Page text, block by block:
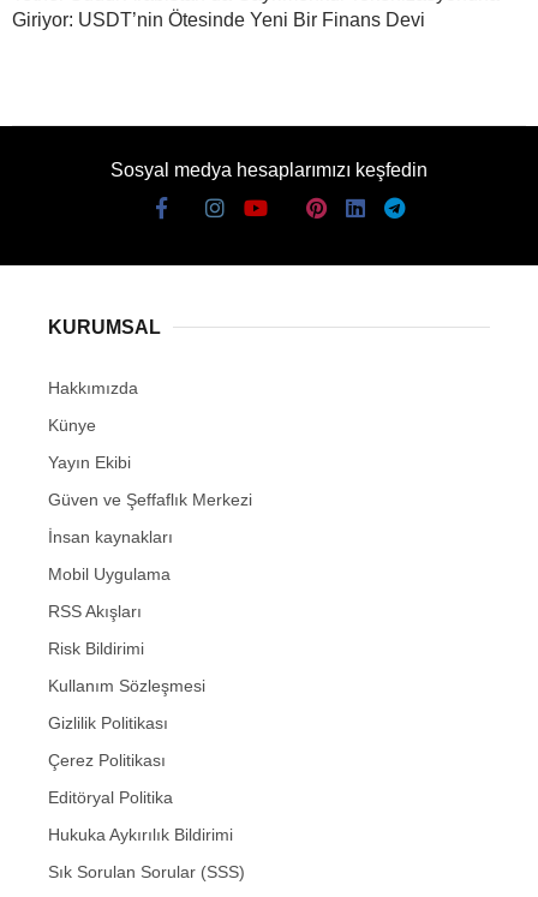
Giriyor: USDT’nin Ötesinde Yeni Bir Finans Devi
Sosyal medya hesaplarımızı keşfedin
KURUMSAL
Hakkımızda
Künye
Yayın Ekibi
Güven ve Şeffaflık Merkezi
İnsan kaynakları
Mobil Uygulama
RSS Akışları
Risk Bildirimi
Kullanım Sözleşmesi
Gizlilik Politikası
Çerez Politikası
Editöryal Politika
Hukuka Aykırılık Bildirimi
Sık Sorulan Sorular (SSS)